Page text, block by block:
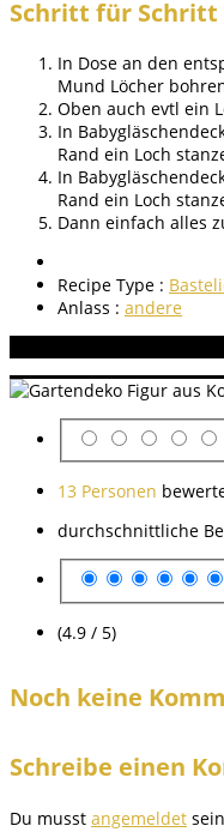
Schritt für Schritt
In Dose an den
Mund Löcher
Oben auch evtl ein
In
Rand ein Loch
In
Rand ein Loch
Dann einfach alles
Recipe Type :
Anlass : andere
13 Personen
durchschnittliche
(4.9 / 5)
Noch keine
Schreibe einen
Du musst angemeldet